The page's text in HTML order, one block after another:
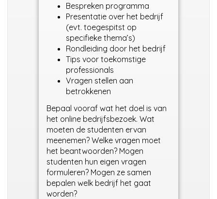
Bespreken programma
Presentatie over het bedrijf
(evt. toegespitst op
specifieke thema’s)
Rondleiding door het bedrijf
Tips voor toekomstige
professionals
Vragen stellen aan
betrokkenen
Bepaal vooraf wat het doel is van
het online bedrijfsbezoek. Wat
moeten de studenten ervan
meenemen? Welke vragen moet
het beantwoorden? Mogen
studenten hun eigen vragen
formuleren? Mogen ze samen
bepalen welk bedrijf het gaat
worden?